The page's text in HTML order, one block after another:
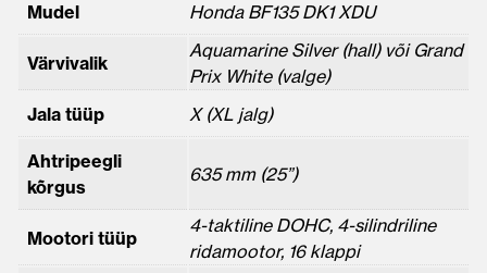
Mudel Honda BF135 DK1 XDU
Värvivalik
Aquamarine Silver (hall) või Grand
Prix White (valge)
Jala tüüp
X (XL jalg)
Ahtripeegli
kõrgus
635 mm (25”)
Mootori tüüp
4-taktiline DOHC, 4-silindriline
ridamootor, 16 klappi